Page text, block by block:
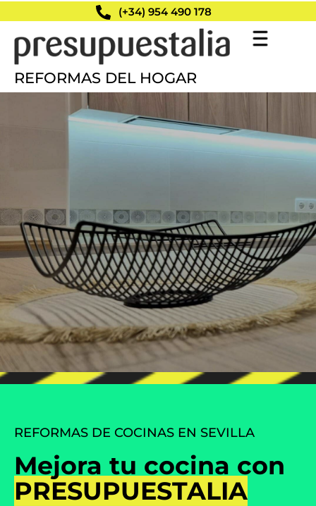
(+34) 954 490 178
REFORMAS DEL HOGAR
REFORMAS DE COCINAS EN SEVILLA
Mejora tu cocina con
PRESUPUESTALIA